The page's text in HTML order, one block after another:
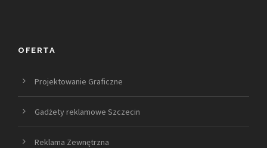
OFERTA
Projektowanie Graficzne
Gadżety reklamowe Szczecin
Reklama Zewnętrzna